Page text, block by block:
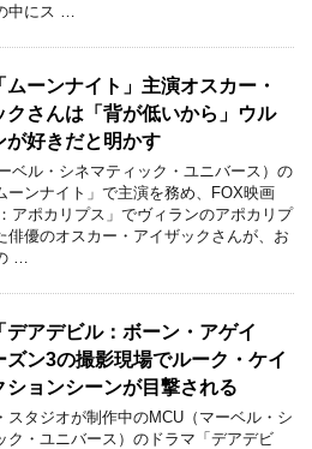
中にス …
ムーンナイト」主演オスカー・
クさんは「背が低いから」ウル
が好きだと明かす
ベル・シネマティック・ユニバース）の
ーンナイト」で主演を務め、FOX映画
アポカリプス」でヴィランのアポカリプ
俳優のオスカー・アイザックさんが、お
…
デアデビル：ボーン・アゲイ
ズン3の撮影現場でルーク・ケイ
ションシーンが目撃される
スタジオが制作中のMCU（マーベル・シ
ク・ユニバース）のドラマ「デアデビ